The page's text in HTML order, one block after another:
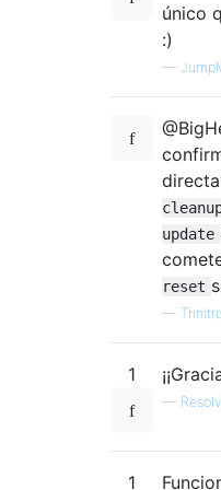
único
:)
—
update
reset
—
1
—
1